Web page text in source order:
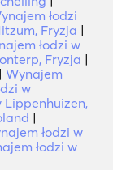
łodzi
Fryzja |
łodzi w
Fryzja |
| Wynajem
w
Lippenhuizen,
|
łodzi w
łodzi w